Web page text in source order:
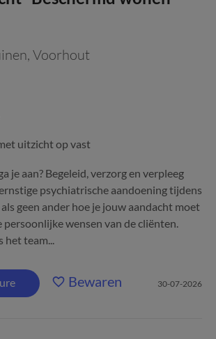
, Voorhout
uitzicht op vast
je aan? Begeleid, verzorg en verpleeg
psychiatrische aandoening tijdens
geen ander hoe je jouw aandacht moet
persoonlijke wensen van de cliënten.
het team...
Bewaren 30-07-2026